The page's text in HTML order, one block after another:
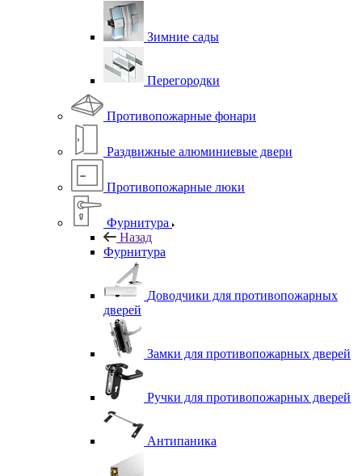
Зимние сады
Перегородки
Противопожарные фонари
Раздвижные алюминиевые двери
Противопожарные люки
Фурнитура
Назад
Фурнитура
Доводчики для противопожарных
дверей
Замки для противопожарных дверей
Ручки для противопожарных дверей
Антипаника